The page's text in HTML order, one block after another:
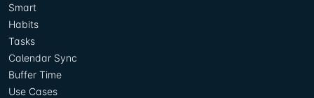
Smart
Habits
Tasks
Calendar Sync
Buffer Time
Use Cases